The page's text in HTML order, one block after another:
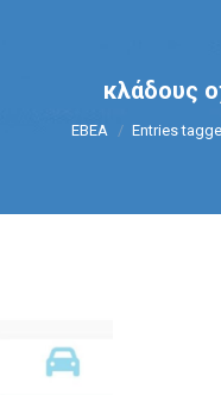
κλάδους
You are here:
ΕΒΕΑ Entries